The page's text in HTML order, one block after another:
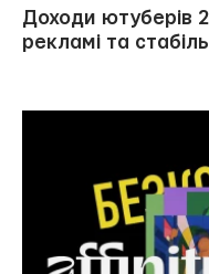
Доходи ютуберів
рекламі та